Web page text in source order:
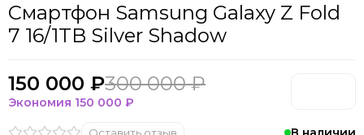
Oukitel
Pico
POCO
Смартфон Samsung Galaxy Z Fold
7 16/1TB Silver Shadow
150 000 ₽300 000 ₽
Экономия 150 000 ₽